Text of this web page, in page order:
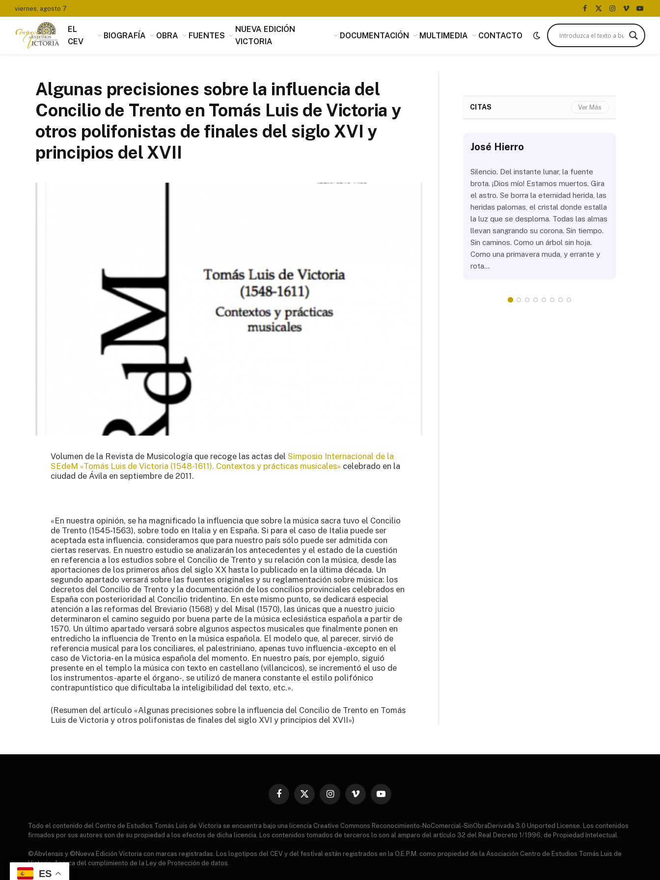
viernes, agosto 7
Facebook
X
(Twitter)
Instagram
Vimeo
EL
CEV
BIOGRAFÍA OBRA FUENTES
NUEVA EDICIÓN
VICTORIA
DOCUMENTACIÓN MULTIMEDIA CONTACTO
Algunas precisiones sobre la influencia del
Concilio de Trento en Tomás Luis de Victoria y
otros polifonistas de finales del siglo XVI y
principios del XVII
Volumen de la Revista de Musicología que recoge las actas del Simposio Internacional de la
SEdeM «Tomás Luis de Victoria (1548-1611). Contextos y prácticas musicales» celebrado en la
ciudad de Ávila en septiembre de 2011.
«En nuestra opinión, se ha magnificado la influencia que sobre la música sacra tuvo el Concilio
de Trento (1545-1563), sobre todo en Italia y en España. Si para el caso de Italia puede ser
aceptada esta influencia. consideramos que para nuestro país sólo puede ser admitida con
ciertas reservas. En nuestro estudio se analizarán los antecedentes y el estado de la cuestión
en referencia a los estudios sobre el Concilio de Trento y su relación con la música, desde las
aportaciones de los primeros años del siglo XX hasta lo publicado en la última década. Un
segundo apartado versará sobre las fuentes originales y su reglamentación sobre música: los
decretos del Concilio de Trento y la documentación de los concilios provinciales celebrados en
España con posterioridad al Concilio tridentino. En este mismo punto, se dedicará especial
atención a las reformas del Breviario (1568) y del Misal (1570), las únicas que a nuestro juicio
determinaron el camino seguido por buena parte de la música eclesiástica española a partir de
1570. Un último apartado versará sobre algunos aspectos musicales que finalmente ponen en
entredicho la influencia de Trento en la música española. El modelo que, al parecer, sirvió de
referencia musical para los conciliares, el palestriniano, apenas tuvo influencia -excepto en el
caso de Victoria- en la música española del momento. En nuestro país, por ejemplo, siguió
presente en el templo la música con texto en castellano (villancicos), se incrementó el uso de
los instrumentos -aparte el órgano-, se utilizó de manera constante el estilo polifónico
contrapuntístico que dificultaba la inteligibilidad del texto, etc.».
(Resumen del artículo «Algunas precisiones sobre la influencia del Concilio de Trento en Tomás
Luis de Victoria y otros polifonistas de finales del siglo XVI y principios del XVII»)
CITAS Ver Más
útil que la música, que penetrando con
José Hierro
Silencio. Del instante lunar, la fuente
brota. ¡Dios mío! Estamos muertos. Gira
el astro. Se borra la eternidad herida, las
heridas palomas, el cristal donde estalla
la luz que se desploma. Todas las almas
llevan sangrando su corona. Sin tiempo.
Sin caminos. Como un árbol sin hoja.
Como una primavera muda, y errante y
rota…
Facebook
X
InstagramVimeo YouTube
Todo el contenido del Centro de Estudios Tomás Luis de Victoria se encuentra bajo una licencia Creative Commons Reconocimiento-NoComercial-SinObraDerivada 3.0 Unported License. Los contenidos
firmados por sus autores son de su propiedad a los efectos de dicha licencia. Los contenidos tomados de terceros lo son al amparo del artículo 32 del Real Decreto 1/1996, de Propiedad Intelectual.
©Abvlensis y ©Nueva Edición Victoria con marcas registradas. Los logotipos del CEV y del festival están registrados en la O.E.P.M. como propiedad de la Asociación Centro de Estudios Tomás Luis de
Victoria. Acerca del cumplimiento de la Ley de Protección de datos.
ES